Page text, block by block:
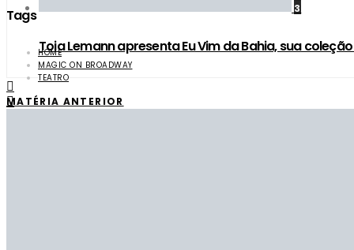
3
Toia Lemann apresenta Eu Vim da Bahia, sua
Tags
HOME
MAGIC ON BROADWAY
TEATRO
MATÉRIA ANTERIOR